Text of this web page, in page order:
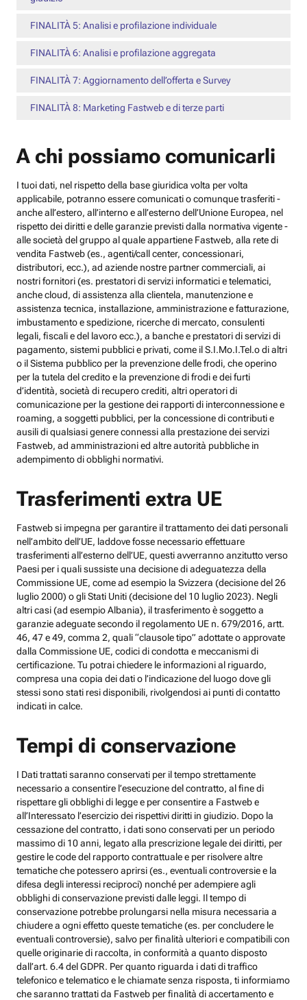
FINALITÀ 5: Analisi e profilazione individuale
FINALITÀ 6: Analisi e profilazione aggregata
FINALITÀ 7: Aggiornamento dell’offerta e Survey
FINALITÀ 8: Marketing Fastweb e di terze parti
A chi possiamo comunicarli
I tuoi dati, nel rispetto della base giuridica volta per volta
applicabile, potranno essere comunicati o comunque trasferiti -
anche all’estero, all’interno e all’esterno dell’Unione Europea, nel
rispetto dei diritti e delle garanzie previsti dalla normativa vigente -
alle società del gruppo al quale appartiene Fastweb, alla rete di
vendita Fastweb (es., agenti/call center, concessionari,
distributori, ecc.), ad aziende nostre partner commerciali, ai
nostri fornitori (es. prestatori di servizi informatici e telematici,
anche cloud, di assistenza alla clientela, manutenzione e
assistenza tecnica, installazione, amministrazione e fatturazione,
imbustamento e spedizione, ricerche di mercato, consulenti
legali, fiscali e del lavoro ecc.), a banche e prestatori di servizi di
pagamento, sistemi pubblici e privati, come il S.I.Mo.I.Tel.o di altri
o il Sistema pubblico per la prevenzione delle frodi, che operino
per la tutela del credito e la prevenzione di frodi e dei furti
d’identità, società di recupero crediti, altri operatori di
comunicazione per la gestione dei rapporti di interconnessione e
roaming, a soggetti pubblici, per la concessione di contributi e
ausili di qualsiasi genere connessi alla prestazione dei servizi
Fastweb, ad amministrazioni ed altre autorità pubbliche in
adempimento di obblighi normativi.
Trasferimenti extra UE
Fastweb si impegna per garantire il trattamento dei dati personali
nell’ambito dell’UE, laddove fosse necessario effettuare
trasferimenti all’esterno dell’UE, questi avverranno anzitutto verso
Paesi per i quali sussiste una decisione di adeguatezza della
Commissione UE, come ad esempio la Svizzera (decisione del 26
luglio 2000) o gli Stati Uniti (decisione del 10 luglio 2023). Negli
altri casi (ad esempio Albania), il trasferimento è soggetto a
garanzie adeguate secondo il regolamento UE n. 679/2016, artt.
46, 47 e 49, comma 2, quali “clausole tipo” adottate o approvate
dalla Commissione UE, codici di condotta e meccanismi di
certificazione. Tu potrai chiedere le informazioni al riguardo,
compresa una copia dei dati o l’indicazione del luogo dove gli
stessi sono stati resi disponibili, rivolgendosi ai punti di contatto
indicati in calce.
Tempi di conservazione
I Dati trattati saranno conservati per il tempo strettamente
necessario a consentire l’esecuzione del contratto, al fine di
rispettare gli obblighi di legge e per consentire a Fastweb e
all’Interessato l’esercizio dei rispettivi diritti in giudizio. Dopo la
cessazione del contratto, i dati sono conservati per un periodo
massimo di 10 anni, legato alla prescrizione legale dei diritti, per
gestire le code del rapporto contrattuale e per risolvere altre
tematiche che potessero aprirsi (es., eventuali controversie e la
difesa degli interessi reciproci) nonché per adempiere agli
obblighi di conservazione previsti dalle leggi. Il tempo di
conservazione potrebbe prolungarsi nella misura necessaria a
chiudere a ogni effetto queste tematiche (es. per concludere le
eventuali controversie), salvo per finalità ulteriori e compatibili con
quelle originarie di raccolta, in conformità a quanto disposto
dall’art. 6.4 del GDPR. Per quanto riguarda i dati di traffico
telefonico e telematico e le chiamate senza risposta, ti informiamo
che saranno trattati da Fastweb per finalità di accertamento e